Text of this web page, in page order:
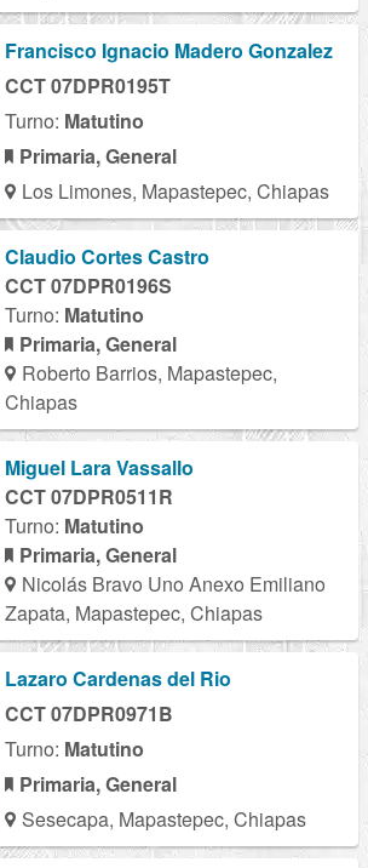
Francisco Ignacio Madero Gonzalez
CCT 07DPR0195T
Turno: Matutino
Primaria, General
Los Limones, Mapastepec, Chiapas
Claudio Cortes Castro
CCT 07DPR0196S
Turno: Matutino
Primaria, General
Roberto Barrios, Mapastepec,
Chiapas
Miguel Lara Vassallo
CCT 07DPR0511R
Turno: Matutino
Primaria, General
Nicolás Bravo Uno Anexo Emiliano
Zapata, Mapastepec, Chiapas
Lazaro Cardenas del Rio
CCT 07DPR0971B
Turno: Matutino
Primaria, General
Sesecapa, Mapastepec, Chiapas